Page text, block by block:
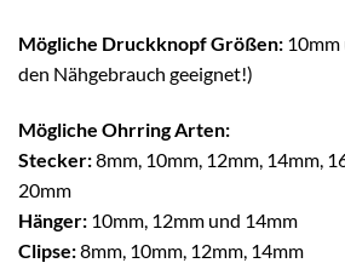
Mögliche Druckknopf Größen:
den Nähgebrauch geeignet!)
Mögliche Ohrring Arten:
Stecker:8mm, 10mm, 12mm, 14mm,
20mm
Hänger: 10mm, 12mm und 14mm
Clipse:8mm, 10mm, 12mm, 14mm